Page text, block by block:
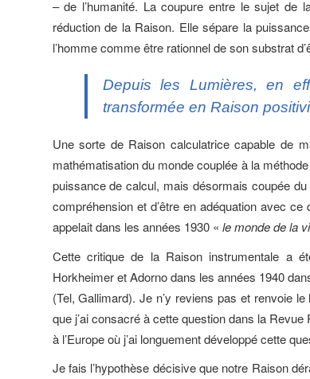
– de l’humanité. La coupure entre le sujet de
réduction de la Raison. Elle sépare la
l’homme comme être rationnel de son substrat
Depuis les Lumières, en
transformée en Raison
Une sorte de Raison calculatrice capable de
mathématisation du monde couplée à la
puissance de calcul, mais désormais coupée
compréhension et d’être en adéquation avec
appelait dans les années 1930 « le monde de la
Cette critique de la Raison instrumentale a
Horkheimer et Adorno dans les années 1940
(Tel, Gallimard). Je n’y reviens pas et renvoie
que j’ai consacré à cette question dans la
à l’Europe où j’ai longuement développé cette
Je fais l’hypothèse décisive que notre Raison